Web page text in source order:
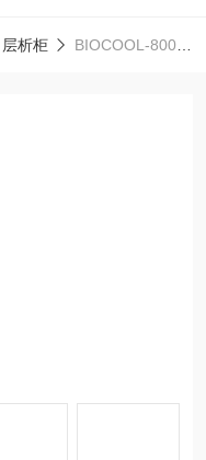
层析柜 BIOCOOL-800层析冷柜